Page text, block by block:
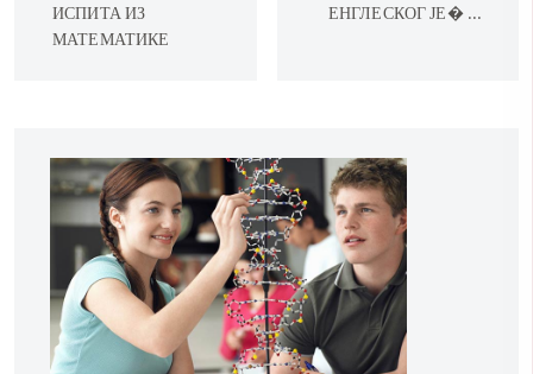
ИСПИТА ИЗ
МАТЕМАТИКЕ
ЕНГЛЕСКОГ ЈЕ� …